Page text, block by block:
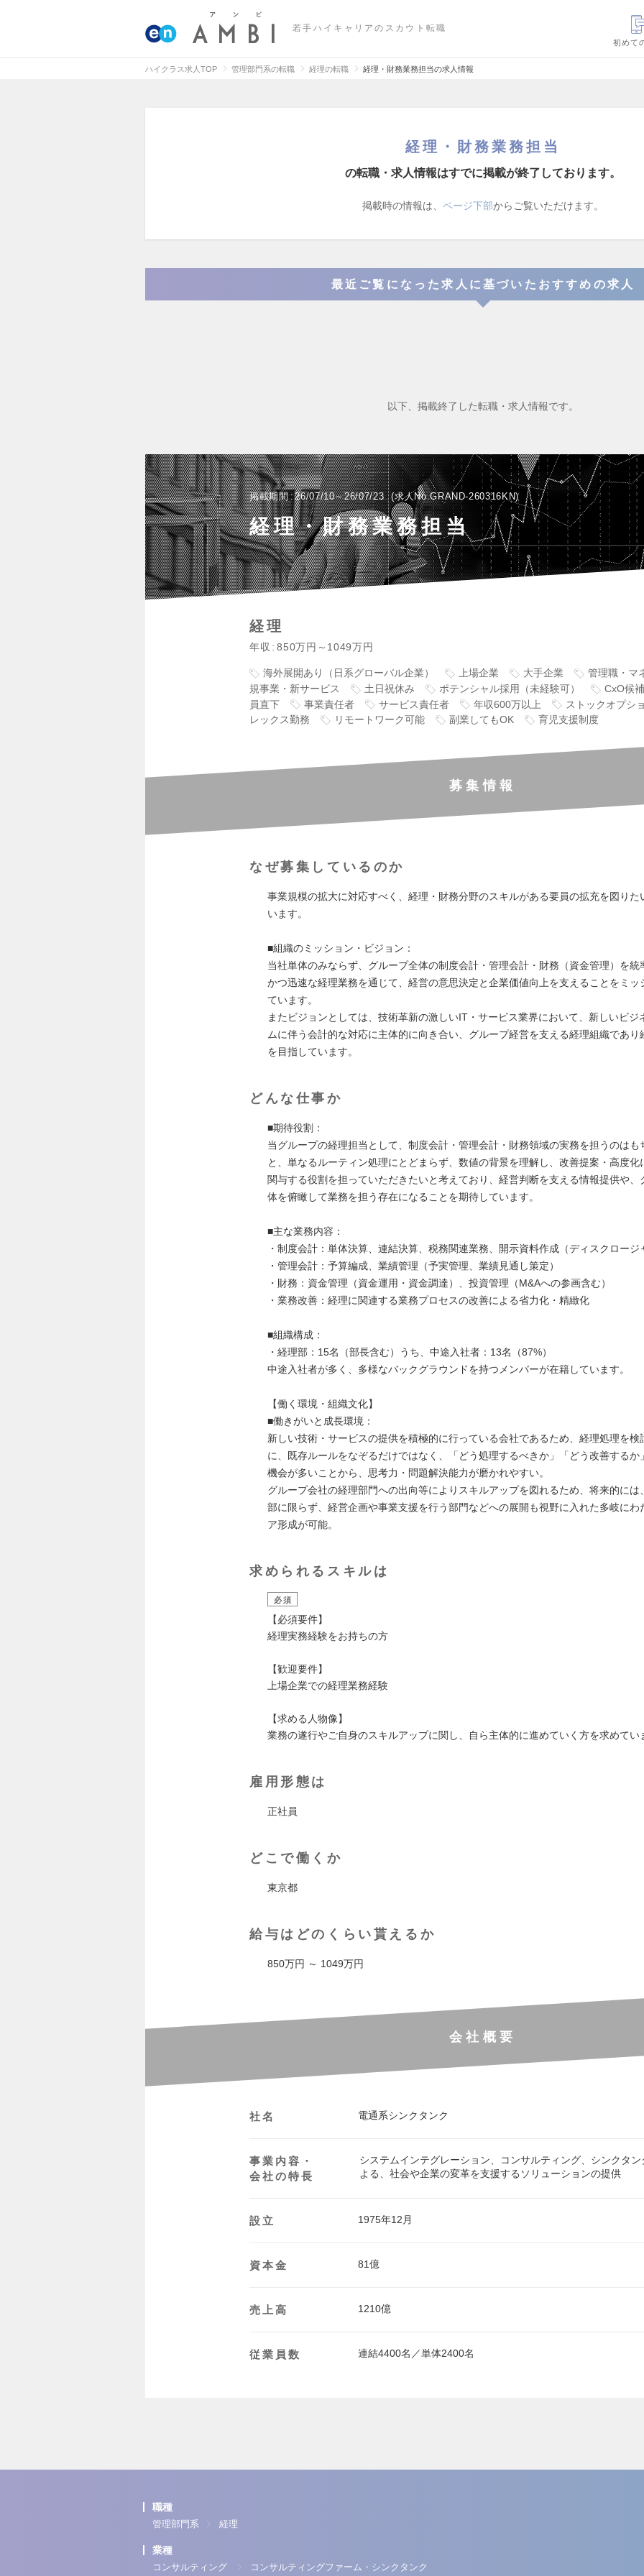
若手ハイキャリアのスカウト転職
初めて
ハイクラス求人TOP 管理部門系の転職 経理の転職 経理・財務業務担当の求人情報
経理・財務業務担当
の転職・求人情報はすでに掲載が終了しております。
掲載時の情報は、 ページ下部からご覧いただけます。
最近ご覧になった求人に基づいたおすすめの求人
以下、掲載終了した転職・求人情報です。
掲載期間 26/07/10～26/07/23 求人No.GRAND-260316KN
経理・財務業務担当
経理
年収 850万円～1049万円
海外展開あり（日系グローバル企業） 上場企業 大手企業
管理職・マ
規事業・新サービス
土日祝休み ポテンシャル採用（未経験可）
CxO候補
員直下
事業責任者 サービス責任者 年収600万以上
ストックオプシ
レックス勤務
リモートワーク可能 副業してもOK 育児支援制度
募集情報
なぜ募集しているのか
事業規模の拡大に対応すべく、経理・財務分野のスキルがある要員の拡充を図りた
います。
■組織のミッション・ビジョン：
当社単体のみならず、グループ全体の制度会計・管理会計・財務（資金管理）を統
かつ迅速な経理業務を通じて、経営の意思決定と企業価値向上を支えることをミッ
ています。
またビジョンとしては、技術革新の激しいIT・サービス業界において、新しいビジ
ムに伴う会計的な対応に主体的に向き合い、グループ経営を支える経理組織であり
を目指しています。
どんな仕事か
■期待役割：
当グループの経理担当として、制度会計・管理会計・財務領域の実務を担うのはも
と、単なるルーティン処理にとどまらず、数値の背景を理解し、改善提案・高度化
関与する役割を担っていただきたいと考えており、経営判断を支える情報提供や、
体を俯瞰して業務を担う存在になることを期待しています。
■主な業務内容：
・制度会計：単体決算、連結決算、税務関連業務、開示資料作成（ディスクロージ
・管理会計：予算編成、業績管理（予実管理、業績見通し策定）
・財務：資金管理（資金運用・資金調達）、投資管理（M&Aへの参画含む）
・業務改善：経理に関連する業務プロセスの改善による省力化・精緻化
■組織構成：
・経理部：15名（部長含む）うち、中途入社者：13名（87%）
中途入社者が多く、多様なバックグラウンドを持つメンバーが在籍しています。
【働く環境・組織文化】
■働きがいと成長環境：
新しい技術・サービスの提供を積極的に行っている会社であるため、経理処理を検
に、既存ルールをなぞるだけではなく、「どう処理するべきか」「どう改善するか
機会が多いことから、思考力・問題解決能力が磨かれやすい。
グループ会社の経理部門への出向等によりスキルアップを図れるため、将来的には
部に限らず、経営企画や事業支援を行う部門などへの展開も視野に入れた多岐にわ
ア形成が可能。
求められるスキルは
必須
【必須要件】
経理実務経験をお持ちの方
【歓迎要件】
上場企業での経理業務経験
【求める人物像】
業務の遂行やご自身のスキルアップに関し、自ら主体的に進めていく方を求めてい
雇用形態は
正社員
どこで働くか
東京都
給与はどのくらい貰えるか
850万円 ～ 1049万円
会社概要
社名 電通系シンクタンク
事業内容・
会社の特長
システムインテグレーション、コンサルティング、シンクタ
よる、社会や企業の変革を支援するソリューションの提供
設立 1975年12月
資本金 81億
売上高 1210億
従業員数 連結4400名／単体2400名
職種
管理部門系 経理
業種
コンサルティング コンサルティングファーム・シンクタンク